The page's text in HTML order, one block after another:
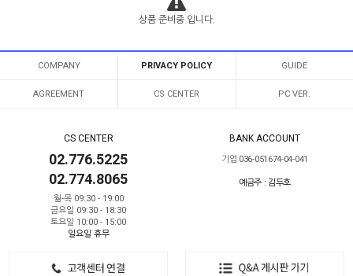
상품 준비중 입니다.
COMPANY PRIVACY POLICY GUIDE
AGREEMENT CS CENTER PC VER.
CS CENTER
02.776.5225
02.774.8065
월-목 09:30 - 19:00
금요일 09:30 - 18:30
토요일 10:00 - 15:00
일요일 휴무
BANK ACCOUNT
기업 036-051674-04-041
예금주 : 김두호